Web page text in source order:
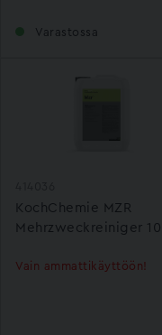
Varastossa
KochChemie MZR
Mehrzweckreiniger 10L
Vain ammattikäyttöön!